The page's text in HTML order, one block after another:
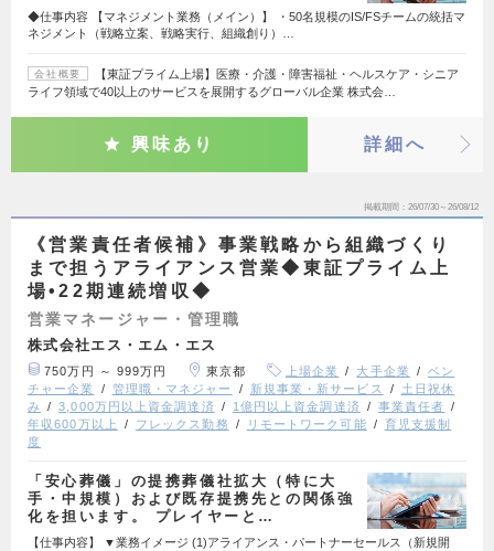
◆仕事内容 【マネジメント業務（メイン）】 ・50名規模のIS/FSチームの統括マ
ネジメント（戦略立案、戦略実行、組織創り）…
会社概要
【東証プライム上場】医療・介護・障害福祉・ヘルスケア・シニア
ライフ領域で40以上のサービスを展開するグローバル企業 株式会…
興味あり 詳細へ
掲載期間 26/07/30～26/08/12
《営業責任者候補》事業戦略から組織づくり
まで担うアライアンス営業◆東証プライム上
場•22期連続増収◆
営業マネージャー・管理職
株式会社エス・エム・エス
750万円 ～ 999万円 東京都 上場企業 大手企業
ベン
チャー企業
管理職・マネジャー 新規事業・新サービス
土日祝休
み
3,000万円以上資金調達済 1億円以上資金調達済
事業責任者
年収600万以上
フレックス勤務 リモートワーク可能
育児支援制
度
「安心葬儀」の提携葬儀社拡大（特に大
手・中規模）および既存提携先との関係強
化を担います。 プレイヤーと…
【仕事内容】 ▼業務イメージ (1)アライアンス・パートナーセールス（新規開